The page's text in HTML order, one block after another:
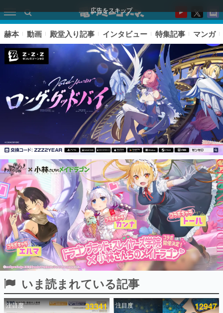
広告をスキップ
ピックアップ
電ファミのいま読まれている記事ランキング
アプリセール情報
インタビュー
連載・特集一覧
殿堂入り記事
SNS拡散数が数千以上！ ページビュー数万以上！ などな
ど。多くの人々に読まれた、電ファミ渾身の“殿堂入り”記
事をまとめました。
赫本 動画 殿堂入り記事 インタビュー 特集記事 マンガ
いま読まれている記事
注目度 33341 注目度 12947